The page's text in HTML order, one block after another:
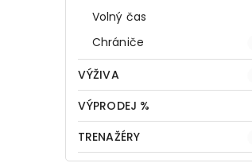
Volný čas
Chrániče
VÝŽIVA
VÝPRODEJ %
TRENAŽÉRY